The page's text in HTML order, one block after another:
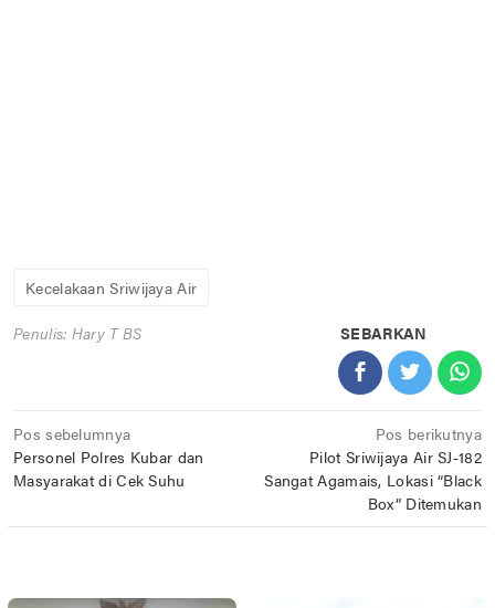
Kecelakaan Sriwijaya Air
Penulis: Hary T BS SEBARKAN
Navigasi
pos
Pos sebelumnya
Personel Polres Kubar dan
Masyarakat di Cek Suhu
Pos berikutnya
Pilot Sriwijaya Air SJ-182
Sangat Agamais, Lokasi “Black
Box” Ditemukan